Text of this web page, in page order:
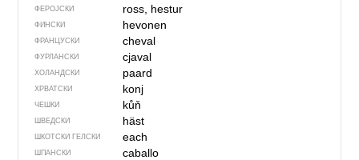
ФЕРОЈСКИ ross, hestur
ФИНСКИ hevonen
ФРАНЦУСКИ cheval
ФУРЛАНСКИ cjaval
ХОЛАНДСКИ paard
ХРВАТСКИ konj
ЧЕШКИ kůň
ШВЕДСКИ häst
ШКОТСКИ ГЕЛСКИ each
ШПАНСКИ caballo